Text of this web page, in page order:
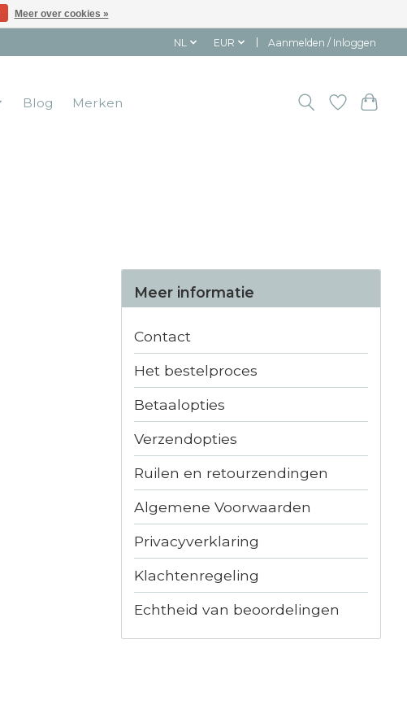
NL EUR Aanmelden / Inloggen
Blog Merken
Meer informatie
Contact
Het bestelproces
Betaalopties
Verzendopties
Ruilen en retourzendingen
Algemene Voorwaarden
Privacyverklaring
Klachtenregeling
Echtheid van beoordelingen
Meer over cookies »